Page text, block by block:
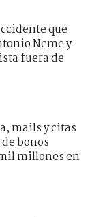
que
Neme y
fuera de
mails y citas
bonos
millones en